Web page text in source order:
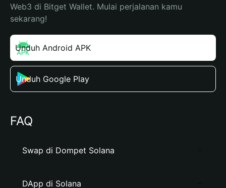
Web3 di Bitget Wallet. Mulai perjalanan kamu
sekarang!
Unduh Android APK
Unduh Google Play
FAQ
Swap di Dompet Solana
DApp di Solana